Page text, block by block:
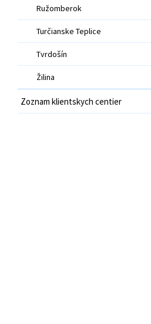
Ružomberok
Turčianske Teplice
Tvrdošín
Žilina
Zoznam klientskych centier